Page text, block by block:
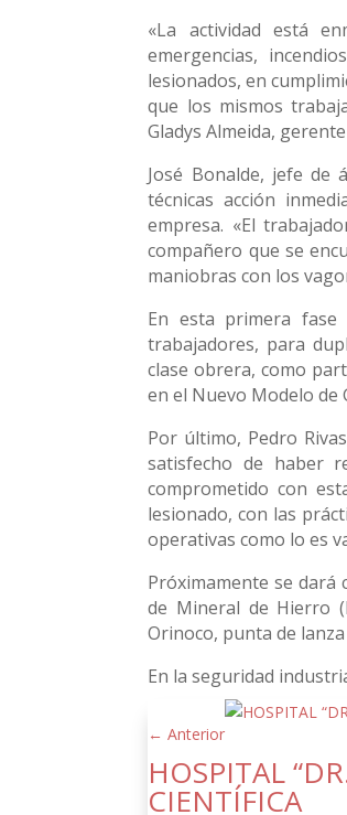
«La actividad está
emergencias,
lesionados, en
que los mismos
Gladys Almeida, gerente
José Bonalde, jefe de
técnicas acción
empresa. «El
compañero que se
maniobras con los
En esta primera
trabajadores, para
clase obrera, como
en el Nuevo Modelo de
Por último, Pedro
satisfecho de haber
comprometido con
lesionado, con las
operativas como lo es
Próximamente se dará
de Mineral de Hierro
Orinoco, punta de
En la seguridad
←Anterior
HOSPITAL
CIENTÍFICA